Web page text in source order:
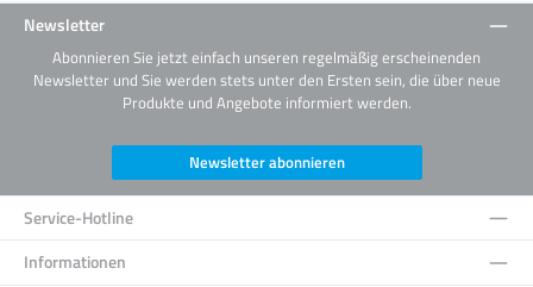
Newsletter
Abonnieren Sie jetzt einfach unseren regelmäßig erscheinenden
Newsletter und Sie werden stets unter den Ersten sein, die über neue
Produkte und Angebote informiert werden.
Newsletter abonnieren
Service-Hotline
Informationen